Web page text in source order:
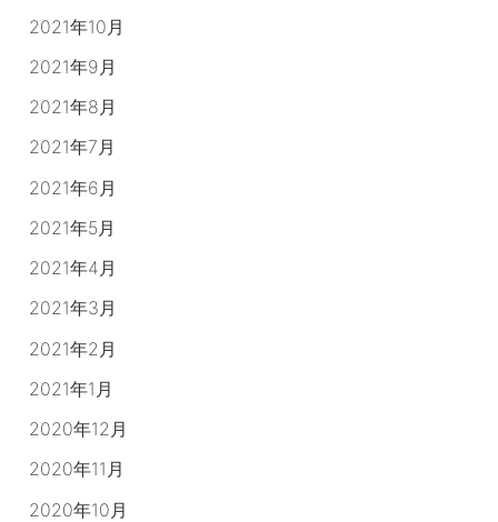
2021年10月
2021年9月
2021年8月
2021年7月
2021年6月
2021年5月
2021年4月
2021年3月
2021年2月
2021年1月
2020年12月
2020年11月
2020年10月